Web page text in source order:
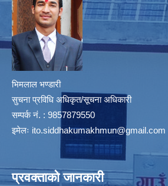
भिमलाल भण्डारी
सुचना प्रविधि अधिकृत/सूचना अधिकारी
सम्पर्क नं. : 9857879550
इमेलः ito.siddhakumakhmun@gmail.com
प्रवक्ताको जानकारी